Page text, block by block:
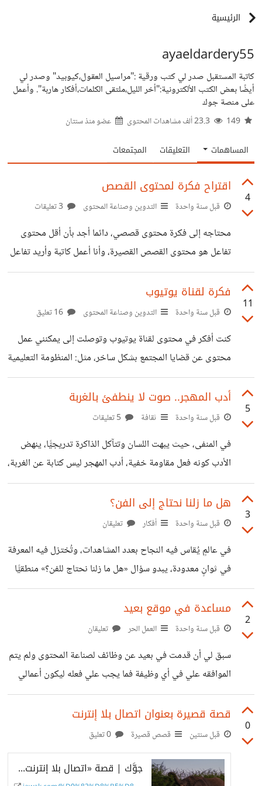
الرئيسية
ayaeldardery55
كاتبة المستقبل صدر لي كتب ورقية :"مراسيل العقول،كيوبيد" وصدر لي
أيضًا بعض الكتب الألكترونية:"أخر الليل،ملتقى الكلمات،أفكار هاربة". وأعمل
على منصة جوك
عضو منذسنتان
المساهمات التعليقات المجتمعات
4
اقتراح فكرة لمحتوى القصص
قبل سنة واحدة التدوين وصناعة المحتوى
محتاجه إلى فكرة محتوى قصصي، دائما أجد بأن أقل محتوى
تفاعل هو محتوى القصص القصيرة، وأنا أعمل كاتبة وأريد تفاعل
على جميع منصاتي فهل يوجد طريقة جديده لنشر القصص
وجذب الجمهور وأي نوع يحب الجمهور من القصص *والذي أراه
أن الجمهور ينجذب أكثر للقصص العامية ولكن أراه ضعيف من
11
فكرة لقناة يوتيوب
قبل سنة واحدة التدوين وصناعة المحتوى
كنت أفكر في محتوى لقناة يوتيوب وتوصلت إلى يمكنني عمل
محتوى عن قضايا المجتمع بشكل ساخر، مثل: المنظومة التعليمية
أشبها ب "حلة تغلي بها جميع كتب أمامها ولد صغير معه معلقه
صغيره وهى تمثل له حلمه الذي يتمسك به، وكلما حاول فهم
المناهج الحروف والكلمات تسيح من المعلقة" أريد رأيكم في هذا
5
أدب المهجر.. صوت لا ينطفئ بالغربة
قبل سنة واحدة ثقافة
في المنفى، حيث يبهت اللسان وتتآكل الذاكرة تدريجيًّا، ينهض
الأدب كونه فعل مقاومة خفية، أدب المهجر ليس كتابة عن الغربة،
بل هو الغربة ذاتها وهي تُترجم إلى كلمات، هو نبض القلب المُعلَّق
بين وطنٍ غادره الجسد، ووطنٍ جديد لم تسكنه الروح بعد، هو
محاولات مستمرة للانتماء، ولحفظ ما يمكن حفظه من اللغة
تكوين صورة الأدب العربي المعاصر، بأصواتٍ شُرِّدت عن أرضها،
لكنها لم …. لأكمالة المقال الرابط في أول تعليق..
3
هل ما زلنا نحتاج إلى الفن؟
قبل سنة واحدة أفكار تعليقان
في عالمٍ يُقاس فيه النجاح بعدد المشاهدات، وتُختزل فيه المعرفة
في ثوانٍ معدودة، يبدو سؤال «هل ما زلنا نحتاج للفن؟» منطقيًّا
أكثر من أي وقت مضى، فقد تحوَّل الذوق العام إلى سباقٍ على ما
هو سريع، خفيف، وسهل الهضم، تراجعت مساحة التأمل،
وتقلصت لحظات الصمت لمصلحة الضجيج الرقمي، فهل ما زال
وجودية الفن بكل أنماطه هو مرآة للروح الإنسانية، إنه ليس ترفًا،
بل ضرورة وجودية، الفن لا يملأ الفراغ، بل يكشفه،
2
مساعدة في موقع بعيد
قبل سنة واحدة العمل الحر تعليقان
سبق لي أن قدمت في بعيد عن وظائف لصناعة المحتوى ولم يتم
الموافقه علي في أي وظيفة فما يجب علي فعله ليكون أعمالي
جذابه ومرئية مع العلم أني قدمت لهم سيرة ذاتية بكل أعمالي بها
والملف الشخصي أيضا على موقع بعيد
0
قصة قصيرة بعنوان اتصال بلا إنترنت
قبل سنتين قصص قصيرة
جوَّك | قصة «اتصال بلا إنترنت».. قصة قصيرة - بقلم آية الدرديري